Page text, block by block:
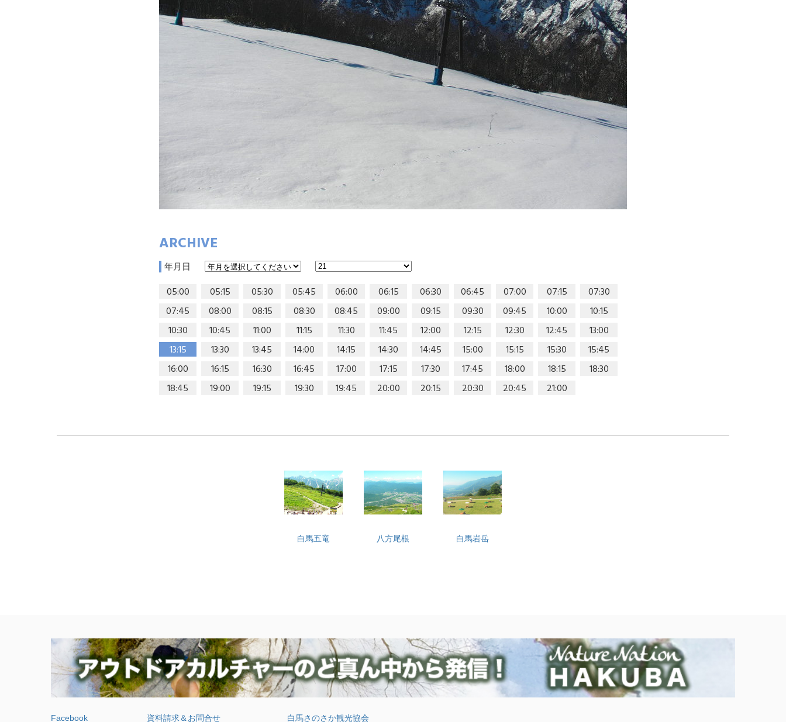
ARCHIVE
年月日
05:00 05:15 05:30 05:45 06:00 06:15 06:30 06:45 07:00 07:15
07:30
07:45
08:00 08:15 08:30 08:45 09:00 09:15 09:30 09:45 10:00
10:15
10:30
10:45 11:00 11:15 11:30 11:45 12:00 12:15 12:30 12:45
13:00
13:15
13:30 13:45 14:00 14:15 14:30 14:45 15:00 15:15 15:30
15:45
16:00
16:15 16:30 16:45 17:00 17:15 17:30 17:45 18:00 18:15
18:30
18:45
19:00 19:15 19:30 19:45 20:00 20:15 20:30 20:45 21:00
白馬五竜 八方尾根 白馬岩岳